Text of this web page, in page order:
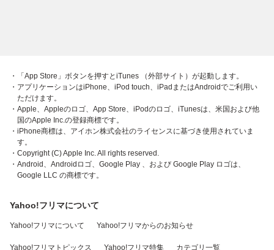
・「App Store」ボタンを押すとiTunes （外部サイト）が起動します。
・アプリケーションはiPhone、iPod touch、iPadまたはAndroidでご利用い
ただけます。
・Apple、Appleのロゴ、App Store、iPodのロゴ、iTunesは、米国および他
国のApple Inc.の登録商標です。
・iPhone商標は、アイホン株式会社のライセンスに基づき使用されていま
す。
・Copyright (C) Apple Inc. All rights reserved.
・Android、Androidロゴ、Google Play 、および Google Play ロゴは、
Google LLC の商標です。
Yahoo!フリマについて
Yahoo!フリマについて Yahoo!フリマからのお知らせ
Yahoo!フリマトピックス Yahoo!フリマ特集 カテゴリ一覧